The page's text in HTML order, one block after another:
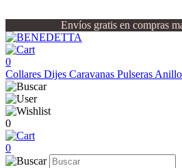
Envíos gratis en compras
0
Collares Dijes Caravanas Pulseras
0
0